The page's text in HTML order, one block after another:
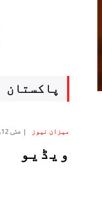
پاکستان
میزان نیوز مئی 12, 2026
ویڈیو